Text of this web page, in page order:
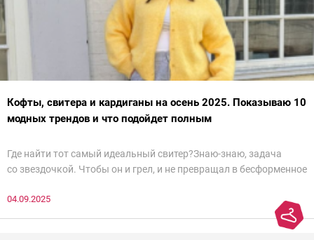
Кофты, свитера и кардиганы на осень 2025. Показываю 10
модных трендов и что подойдет полным
Где найти тот самый идеальный свитер?Знаю-знаю, задача
со звездочкой. Чтобы он и грел, и не превращал в бесформенное
паники.
04.09.2025